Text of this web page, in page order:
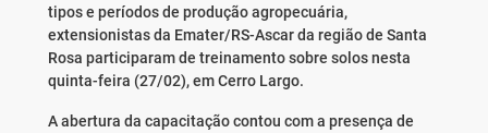
tipos e períodos de produção agropecuária,
extensionistas da Emater/RS-Ascar da região de Santa
Rosa participaram de treinamento sobre solos nesta
quinta-feira (27/02), em Cerro Largo.
A abertura da capacitação contou com a presença de